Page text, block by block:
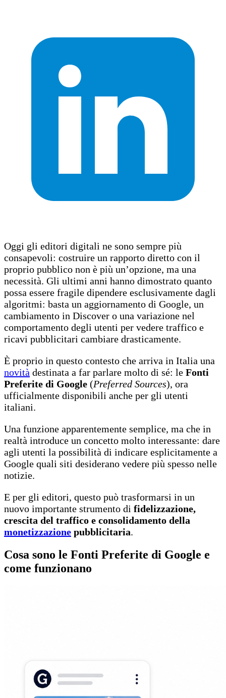
Oggi gli editori digitali ne sono sempre più
consapevoli: costruire un rapporto diretto con il
proprio pubblico non è più un’opzione, ma una
necessità. Gli ultimi anni hanno dimostrato quanto
possa essere fragile dipendere esclusivamente dagli
algoritmi: basta un aggiornamento di Google, un
cambiamento in Discover o una variazione nel
comportamento degli utenti per vedere traffico e
ricavi pubblicitari cambiare drasticamente.
È proprio in questo contesto che arriva in Italia una
novità destinata a far parlare molto di sé: le Fonti
Preferite di Google (Preferred Sources), ora
ufficialmente disponibili anche per gli utenti
italiani.
Una funzione apparentemente semplice, ma che in
realtà introduce un concetto molto interessante: dare
agli utenti la possibilità di indicare esplicitamente a
Google quali siti desiderano vedere più spesso nelle
notizie.
E per gli editori, questo può trasformarsi in un
nuovo importante strumento di fidelizzazione,
crescita del traffico e consolidamento della
monetizzazione pubblicitaria.
Cosa sono le Fonti Preferite di Google e
come funzionano